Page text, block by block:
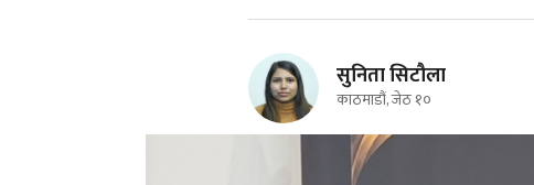
सुनिता सिटौला
काठमाडौं, जेठ १०